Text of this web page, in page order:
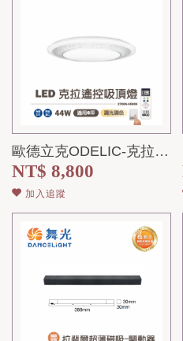
歐德立克ODELIC-克拉-LED-調光調色44W吸頂燈-110V 適用-客廳-...
NT$ 8,800
加入追蹤